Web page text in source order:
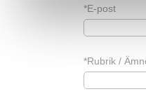
*E-post
*Rubrik /